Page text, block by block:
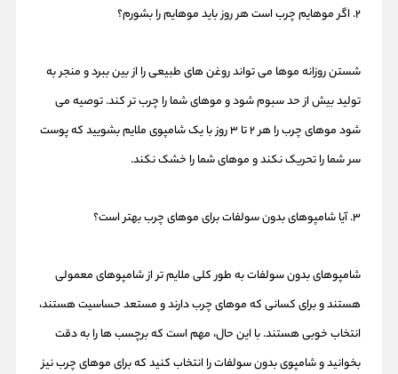
2. اگر موهایم چرب است هر روز باید موهایم را بشورم؟
شستن روزانه موها می تواند روغن های طبیعی را از بین ببرد و منجر به
تولید بیش از حد سبوم شود و موهای شما را چرب تر کند. توصیه می
شود موهای چرب را هر 2 تا 3 روز با یک شامپوی ملایم بشویید که پوست
سر شما را تحریک نکند و موهای شما را خشک نکند.
3. آیا شامپوهای بدون سولفات برای موهای چرب بهتر است؟
شامپوهای بدون سولفات به طور کلی ملایم تر از شامپوهای معمولی
هستند و برای کسانی که موهای چرب دارند و مستعد حساسیت هستند،
انتخاب خوبی هستند. با این حال، مهم است که برچسب ها را به دقت
بخوانید و شامپوی بدون سولفات را انتخاب کنید که برای موهای چرب نیز